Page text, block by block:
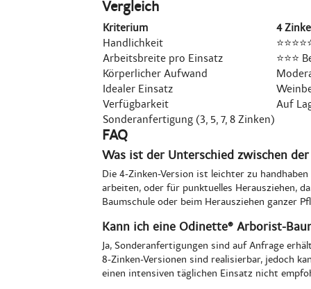
Vergleich
Kriterium
4
Handlichkeit
Arbeitsbreite pro Einsatz
⭐⭐⭐
Körperlicher Aufwand
Idealer Einsatz
Verfügbarkeit
Auf
Sonderanfertigung (3, 5, 7, 8 Zinken)
FAQ
Was ist der Unterschied zwischen
Die 4-Zinken-Version ist leichter zu
arbeiten, oder für punktuelles Herausziehen,
Baumschule oder beim Herausziehen ganzer
Kann ich eine Odinette® Arborist-
Ja, Sonderanfertigungen sind auf Anfrage
8-Zinken-Versionen sind realisierbar, jedoch
einen intensiven täglichen Einsatz nicht